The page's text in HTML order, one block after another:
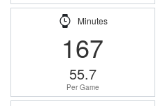
Minutes
167
55.7
Per Game